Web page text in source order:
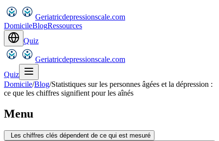
Geriatricdepressionscale.com
DomicileBlogRessources
Quiz
Geriatricdepressionscale.com
Quiz
Domicile/Blog/Statistiques sur les personnes âgées et la dépression :
ce que les chiffres signifient pour les aînés
Menu
Les chiffres clés dépendent de ce qui est mesuré